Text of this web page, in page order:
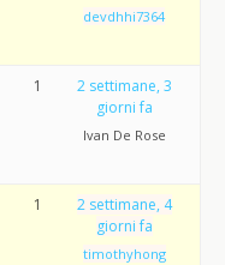
devdhhi7364
1
2 settimane, 3
giorni fa
Ivan De Rose
1
2 settimane, 4
giorni fa
timothyhong